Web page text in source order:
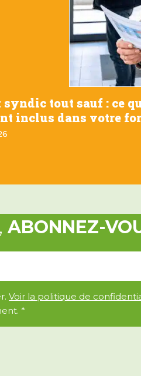
syndic tout sauf : ce
inclus dans votre
ABONNEZ-
Voir la politique de
*